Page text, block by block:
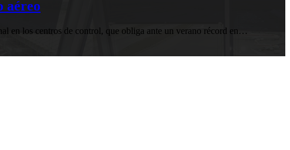
aéreo
en los centros de control, que obliga ante un verano récord en…